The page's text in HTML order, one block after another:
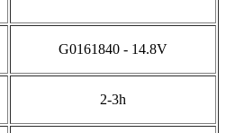
G0161840 - 14.8V
2-3h